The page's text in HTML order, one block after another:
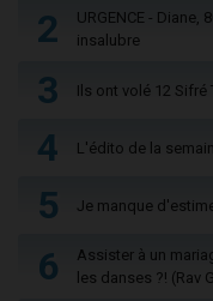
2
URGENCE -
insalubre
3 Ils ont volé 12 Sifré
4 L'édito de la
5 Je manque
6
Assister à un
les danses ?! (Rav